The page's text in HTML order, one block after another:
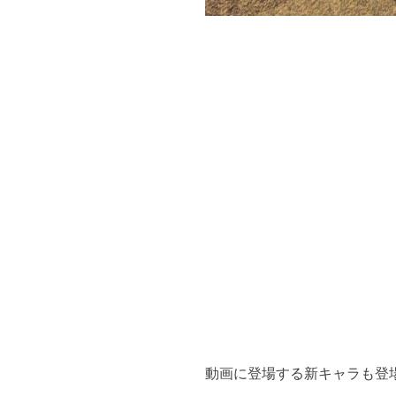
動画に登場する新キャラも登